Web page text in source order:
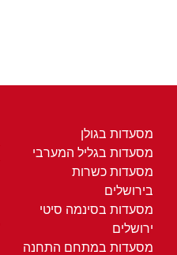
מסעדות בגולן
מסעדות בגליל המערבי
מסעדות כשרות
בירושלים
מסעדות בסינמה סיטי
ירושלים
מסעדות במתחם התחנה